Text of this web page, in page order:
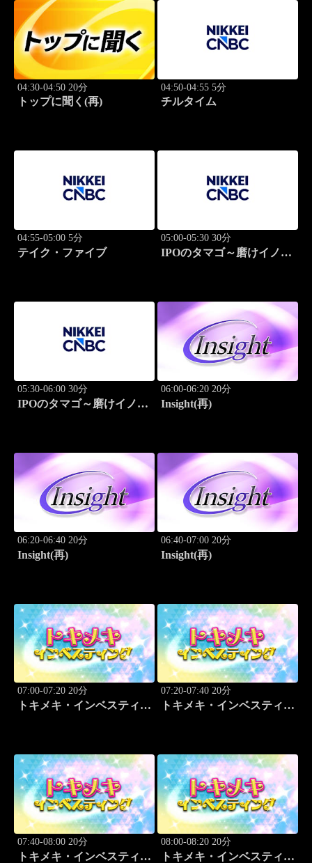
04:30-04:50 20分
トップに聞く(再)
04:50-04:55 5分
チルタイム
04:55-05:00 5分
テイク・ファイブ
05:00-05:30 30分
IPOのタマゴ～磨けイノベ
05:30-06:00 30分
IPOのタマゴ～磨けイノベ
06:00-06:20 20分
Insight(再)
06:20-06:40 20分
Insight(再)
06:40-07:00 20分
Insight(再)
07:00-07:20 20分
トキメキ・インベスティン
07:20-07:40 20分
トキメキ・インベスティン
07:40-08:00 20分
トキメキ・インベスティン
08:00-08:20 20分
トキメキ・インベスティン